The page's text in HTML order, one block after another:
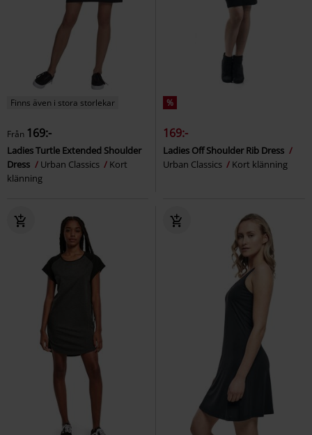
Finns även i stora storlekar
Från 169:-
Ladies Turtle Extended Shoulder
Dress
Urban Classics
Kort
klänning
%
169:-
Ladies Off Shoulder Rib Dress
Urban Classics
Kort klänning